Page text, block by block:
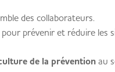
des collaborateurs.
pour prévenir et réduire les
de la préventionau